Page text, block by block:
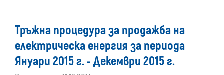
Тръжна процедура за продажба на
електрическа енергия за периода
Януари 2015 г. - Декември 2015 г.